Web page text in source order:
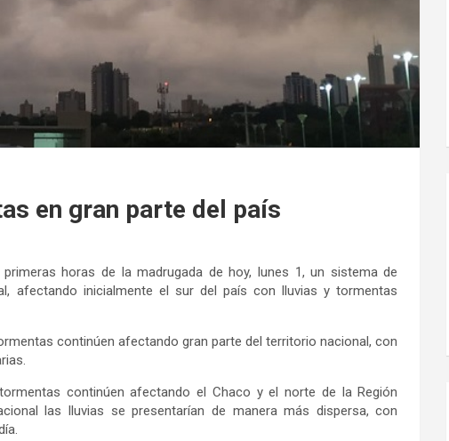
en gran parte del país
horas de la madrugada de hoy, lunes 1, un sistema de
afectando inicialmente el sur del país con lluvias y tormentas
continúen afectando gran parte del territorio nacional, con
continúen afectando el Chaco y el norte de la Región
las lluvias se presentarían de manera más dispersa, con